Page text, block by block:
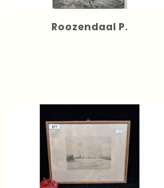
Roozendaal P.